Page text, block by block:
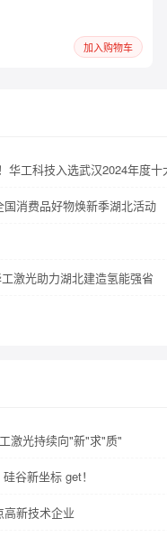
加入购物车
消费品好物焕新季湖北活动
激光助力湖北建造氢能强省
激光持续向"新"求"质"
谷新坐标 get！
新技术企业